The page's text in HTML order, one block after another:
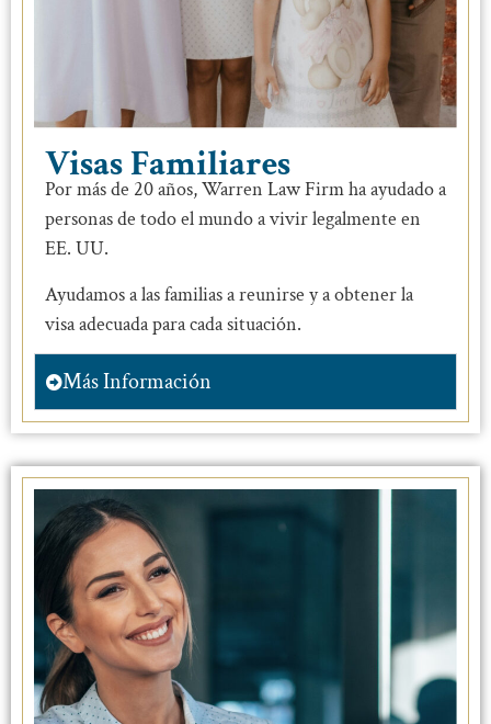
Visas Familiares
Por más de 20 años, Warren Law Firm ha ayudado a
personas de todo el mundo a vivir legalmente en
EE. UU.
Ayudamos a las familias a reunirse y a obtener la
visa adecuada para cada situación.
Más Información